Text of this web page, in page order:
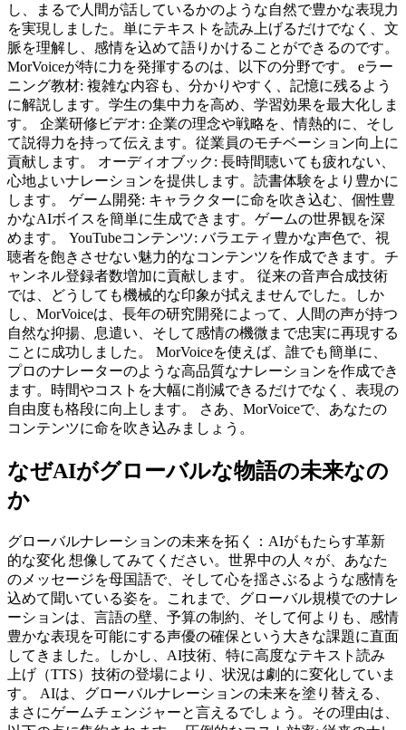
し、まるで人間が話しているかのような自然で豊かな表現力
を実現しました。単にテキストを読み上げるだけでなく、文
脈を理解し、感情を込めて語りかけることができるのです。
MorVoiceが特に力を発揮するのは、以下の分野です。 eラー
ニング教材: 複雑な内容も、分かりやすく、記憶に残るよう
に解説します。学生の集中力を高め、学習効果を最大化しま
す。 企業研修ビデオ: 企業の理念や戦略を、情熱的に、そし
て説得力を持って伝えます。従業員のモチベーション向上に
貢献します。 オーディオブック: 長時間聴いても疲れない、
心地よいナレーションを提供します。読書体験をより豊かに
します。 ゲーム開発: キャラクターに命を吹き込む、個性豊
かなAIボイスを簡単に生成できます。ゲームの世界観を深
めます。 YouTubeコンテンツ: バラエティ豊かな声色で、視
聴者を飽きさせない魅力的なコンテンツを作成できます。チ
ャンネル登録者数増加に貢献します。 従来の音声合成技術
では、どうしても機械的な印象が拭えませんでした。しか
し、MorVoiceは、長年の研究開発によって、人間の声が持つ
自然な抑揚、息遣い、そして感情の機微まで忠実に再現する
ことに成功しました。 MorVoiceを使えば、誰でも簡単に、
プロのナレーターのような高品質なナレーションを作成でき
ます。時間やコストを大幅に削減できるだけでなく、表現の
自由度も格段に向上します。 さあ、MorVoiceで、あなたの
コンテンツに命を吹き込みましょう。
なぜAIがグローバルな物語の未来なの
か
グローバルナレーションの未来を拓く：AIがもたらす革新
的な変化 想像してみてください。世界中の人々が、あなた
のメッセージを母国語で、そして心を揺さぶるような感情を
込めて聞いている姿を。これまで、グローバル規模でのナレ
ーションは、言語の壁、予算の制約、そして何よりも、感情
豊かな表現を可能にする声優の確保という大きな課題に直面
してきました。しかし、AI技術、特に高度なテキスト読み
上げ（TTS）技術の登場により、状況は劇的に変化していま
す。 AIは、グローバルナレーションの未来を塗り替える、
まさにゲームチェンジャーと言えるでしょう。その理由は、